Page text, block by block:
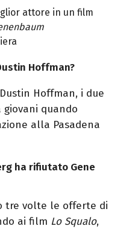
attore in un film
Hoffman?
Hoffman, i due
quando
alla Pasadena
ha rifiutato Gene
tre volte le offerte di
ai film Lo Squalo,